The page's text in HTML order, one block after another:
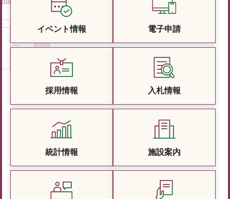
イベント情報 電子申請
採用情報 入札情報
統計情報 施設案内